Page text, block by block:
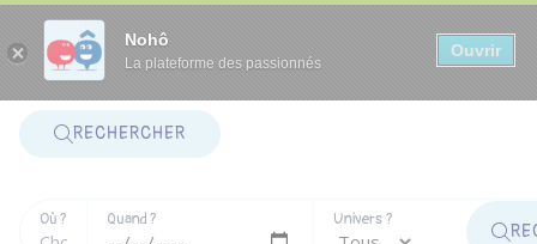
Nohô
La plateforme des passionnés
Ouvrir
RECHERCHER
Où ? Quand ? Univers ?
Panneau de gestion des cookies